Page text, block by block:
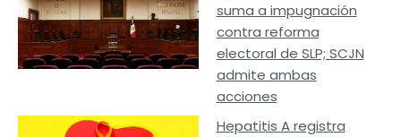
suma a impugnación
contra reforma
electoral de SLP; SCJN
admite ambas
acciones
Hepatitis A registra